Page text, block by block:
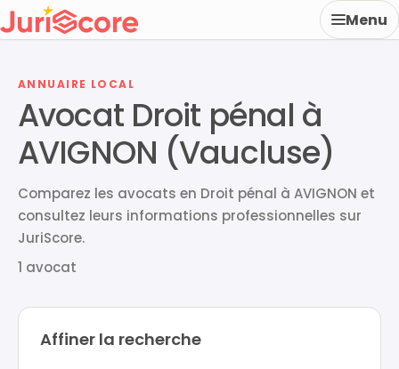
Menu
ANNUAIRE LOCAL
Avocat Droit pénal à
AVIGNON (Vaucluse)
Comparez les avocats en Droit pénal à AVIGNON et
consultez leurs informations professionnelles sur
JuriScore.
1 avocat
Affiner la recherche